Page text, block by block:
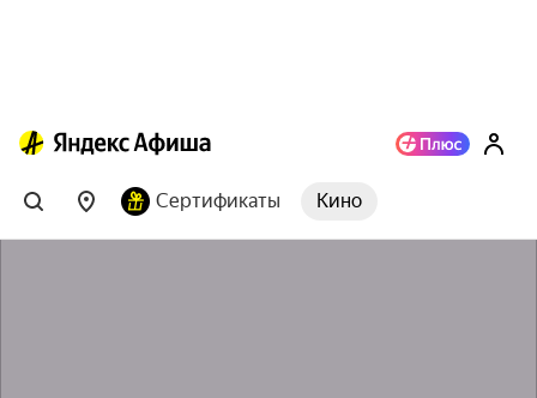
Сертификаты Кино